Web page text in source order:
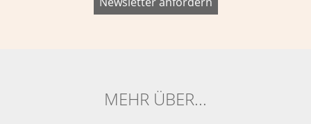
MEHR ÜBER...